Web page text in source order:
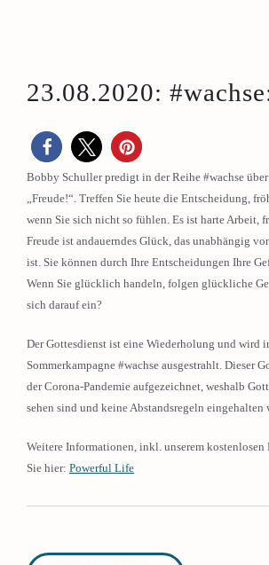
23.08.2020:
Bobby Schuller predigt in der Reihe #wachse über
„Freude!“. Treffen Sie heute die Entscheidung,
wenn Sie sich nicht so fühlen. Es ist harte Arbeit,
Freude ist andauerndes Glück, das unabhängig
ist. Sie können durch Ihre Entscheidungen Ihre
Wenn Sie glücklich handeln, folgen glückliche
sich darauf ein?
Der Gottesdienst ist eine Wiederholung und wird
Sommerkampagne #wachse ausgestrahlt. Dieser
der Corona-Pandemie aufgezeichnet, weshalb
sehen sind und keine Abstandsregeln eingehalten
Weitere Informationen, inkl. unserem kostenlosen
Sie hier: Powerful Life